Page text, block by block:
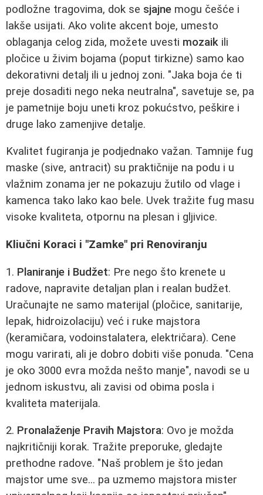
podložne tragovima, dok se sjajne mogu češće i
lakše usijati. Ako volite akcent boje, umesto
oblaganja celog zida, možete uvesti mozaik ili
pločice u živim bojama (poput tirkizne) samo kao
dekorativni detalj ili u jednoj zoni. "Jaka boja će ti
preje dosaditi nego neka neutralna", savetuje se, pa
je pametnije boju uneti kroz pokućstvo, peškire i
druge lako zamenjive detalje.
Kvalitet fugiranja je podjednako važan. Tamnije fug
maske (sive, antracit) su praktičnije na podu i u
vlažnim zonama jer ne pokazuju žutilo od vlage i
kamenca tako lako kao bele. Uvek tražite fug masu
visoke kvaliteta, otpornu na plesan i gljivice.
Kliučni Koraci i "Zamke" pri Renoviranju
1. Planiranje i Budžet: Pre nego što krenete u
radove, napravite detaljan plan i realan budžet.
Uračunajte ne samo materijal (pločice, sanitarije,
lepak, hidroizolaciju) već i ruke majstora
(keramičara, vodoinstalatera, električara). Cene
mogu varirati, ali je dobro dobiti više ponuda. "Cena
je oko 3000 evra možda nešto manje", navodi se u
jednom iskustvu, ali zavisi od obima posla i
kvaliteta materijala.
2. Pronalaženje Pravih Majstora: Ovo je možda
najkritičniji korak. Tražite preporuke, gledajte
prethodne radove. "Naš problem je što jedan
majstor ume sve... pa uzmemo majstora mister